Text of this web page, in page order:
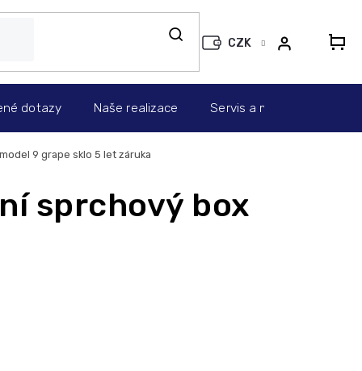
CZK
dotazy Naše realizace Servis a montáž
9 grape sklo 5 let záruka
sprchový box